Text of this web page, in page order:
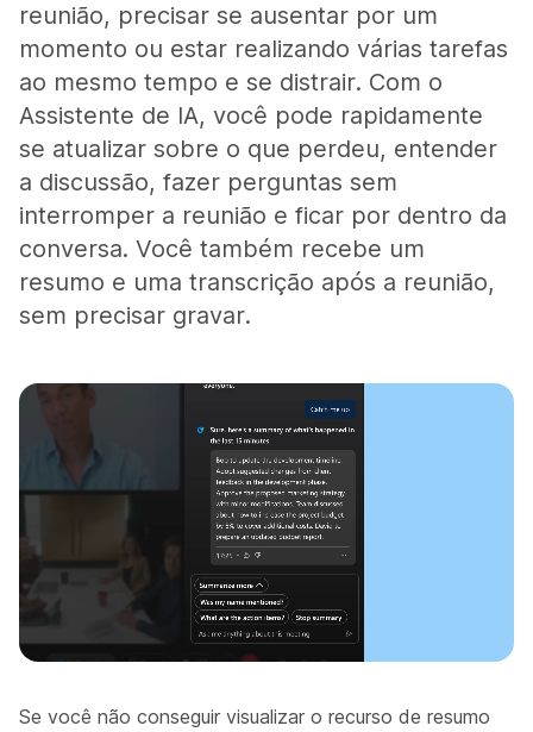
reunião, precisar se ausentar por um
momento ou estar realizando várias tarefas
ao mesmo tempo e se distrair. Com o
Assistente de IA, você pode rapidamente
se atualizar sobre o que perdeu, entender
a discussão, fazer perguntas sem
interromper a reunião e ficar por dentro da
conversa. Você também recebe um
resumo e uma transcrição após a reunião,
sem precisar gravar.
Se você não conseguir visualizar o recurso de resumo